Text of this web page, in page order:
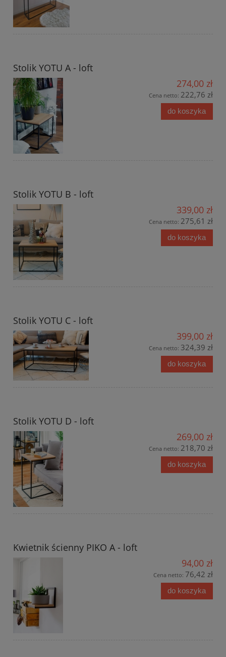
Stolik YOTU A - loft
274,00 zł
Cena netto: 222,76 zł
do koszyka
Stolik YOTU B - loft
339,00 zł
Cena netto: 275,61 zł
do koszyka
Stolik YOTU C - loft
399,00 zł
Cena netto: 324,39 zł
do koszyka
Stolik YOTU D - loft
269,00 zł
Cena netto: 218,70 zł
do koszyka
Kwietnik ścienny PIKO A - loft
94,00 zł
Cena netto: 76,42 zł
do koszyka